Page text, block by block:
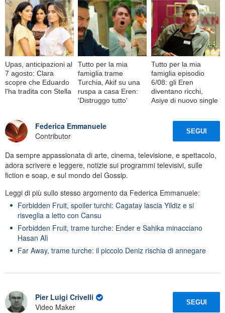
Upas, anticipazioni al
7 agosto: Clara
scopre che Eduardo
l'ha tradita con Stella
Tutto per la mia
famiglia trame
Turchia, Akif su una
ruspa a casa Eren:
'Distruggo tutto'
Tutto per la mia
famiglia episodio
6/08: gli Eren
diventano ricchi,
Asiye di nuovo single
Federica Emmanuele
Contributor
SEGUI
Da sempre appassionata di arte, cinema, televisione, e spettacolo,
adora scrivere e leggere, notizie sui programmi televisivi, sulle
fiction e soap, e sul mondo del Gossip.
Leggi di più sullo stesso argomento da Federica Emmanuele:
Forbidden Fruit, spoiler turchi: Cagatay lascia Yildiz e si
risveglia a letto con Cansu
Forbidden Fruit, trame turche: Ender e Sahika minacciano
Hasan Alì
Far Away, trame turche: il piccolo Deniz rischia di annegare
Pier Luigi Crivelli
Video Maker
SEGUI